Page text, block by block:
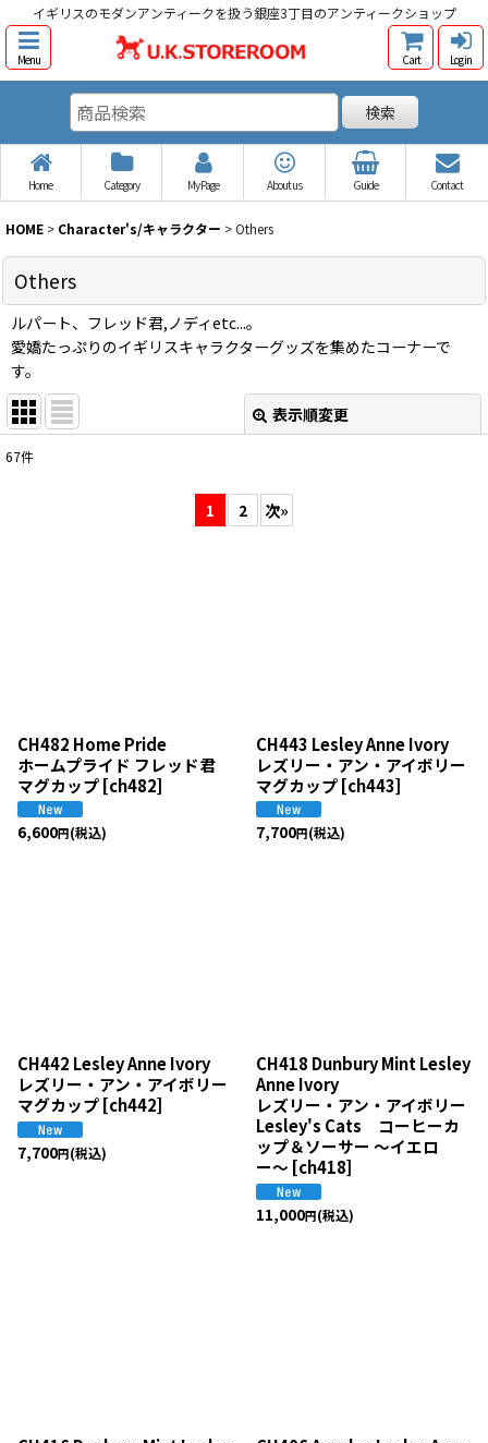
イギリスのモダンアンティークを扱う銀座3丁目のアンティークショップ
Menu Cart Log in
検索
Home Category My Page About us Guide Contact
HOME > Character's/キャラクター >Others
Others
ルパート、フレッド君,ノディetc...。
愛嬌たっぷりのイギリスキャラクターグッズを集めたコーナーで
す。
表示順変更
67件
1 2 次»
CH482 Home Pride
ホームプライド フレッド君
マグカップ[ch482]
6,600円(税込)
CH443 Lesley Anne Ivory
レズリー・アン・アイボリー
マグカップ[ch443]
7,700円(税込)
CH442 Lesley Anne Ivory
レズリー・アン・アイボリー
マグカップ[ch442]
7,700円(税込)
CH418 Dunbury Mint Lesley
Anne Ivory
レズリー・アン・アイボリー
Lesley's Cats コーヒーカ
ップ＆ソーサー 〜イエロ
ー〜 [ch418]
11,000円(税込)